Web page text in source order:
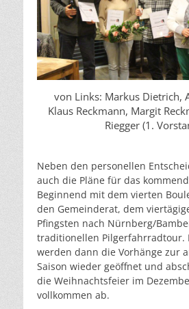
von Links: Markus Dietrich,
Klaus Reckmann, Margit
Riegger (1.
Neben den personellen
auch die Pläne für das
Beginnend mit dem vierten
den Gemeinderat, dem
Pfingsten nach Nürnberg/
traditionellen Pilgerfahrradtour.
werden dann die Vorhänge zur
Saison wieder geöffnet und
die Weihnachtsfeier im
vollkommen ab.